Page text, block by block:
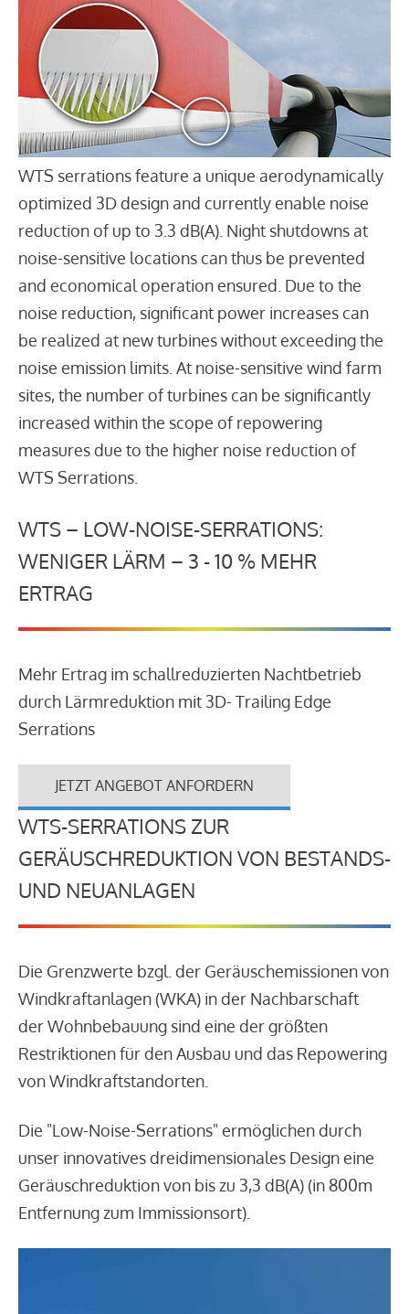
WTS serrations feature a unique aerodynamically
optimized 3D design and currently enable noise
reduction of up to 3.3 dB(A). Night shutdowns at
noise-sensitive locations can thus be prevented
and economical operation ensured. Due to the
noise reduction, significant power increases can
be realized at new turbines without exceeding the
noise emission limits. At noise-sensitive wind farm
sites, the number of turbines can be significantly
increased within the scope of repowering
measures due to the higher noise reduction of
WTS Serrations.
WTS – LOW-NOISE-SERRATIONS:
WENIGER LÄRM – 3 - 10 % MEHR
ERTRAG
Mehr Ertrag im schallreduzierten Nachtbetrieb
durch Lärmreduktion mit 3D- Trailing Edge
Serrations
JETZT ANGEBOT ANFORDERN
WTS-SERRATIONS ZUR
GERÄUSCHREDUKTION VON BESTANDS-
UND NEUANLAGEN
Die Grenzwerte bzgl. der Geräuschemissionen von
Windkraftanlagen (WKA) in der Nachbarschaft
der Wohnbebauung sind eine der größten
Restriktionen für den Ausbau und das Repowering
von Windkraftstandorten.
Die "Low-Noise-Serrations" ermöglichen durch
unser innovatives dreidimensionales Design eine
Geräuschreduktion von bis zu 3,3 dB(A) (in 800m
Entfernung zum Immissionsort).